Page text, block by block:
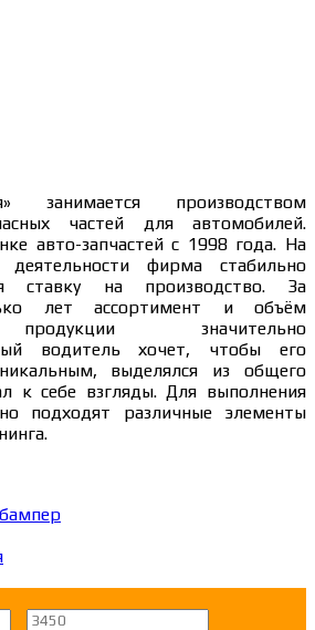
занимается производством
частей для автомобилей.
авто-запчастей с 1998 года. На
фирма стабильно
ставку на производство. За
лет ассортимент и объём
значительно
водитель хочет, чтобы его
выделялся из общего
к себе взгляды. Для выполнения
подходят различные элементы